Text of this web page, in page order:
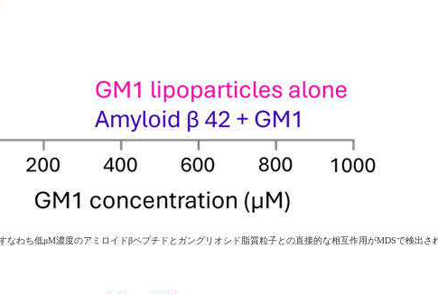
なわち低μM濃度のアミロイドβペプチドとガングリオシド脂質粒子との直接的な相互作用がMDSで検出さ